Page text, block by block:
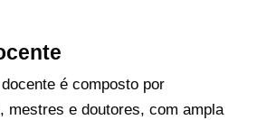
é composto por
mestres e doutores, com ampla